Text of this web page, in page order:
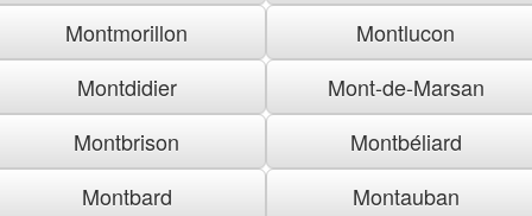
Montmorillon
Montlucon
Montdidier
Mont-de-Marsan
Montbrison
Montbéliard
Montbard
Montauban